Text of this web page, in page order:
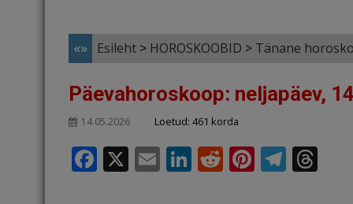
«» Esileht > HOROSKOOBID > Tänane
Päevahoroskoop: neljapäev,
14.05.2026 Loetud: 461 korda
F X E Li R Pi T